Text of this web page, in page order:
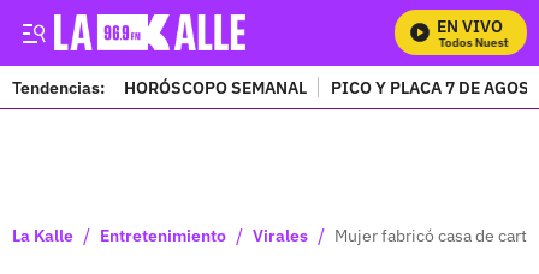
EN VIVO
Mira Todos Nuestros
Tendencias: HORÓSCOPO SEMANAL PICO Y PLACA 7 DE
La Kalle / Entretenimiento / Virales / Mujer fabricó casa de